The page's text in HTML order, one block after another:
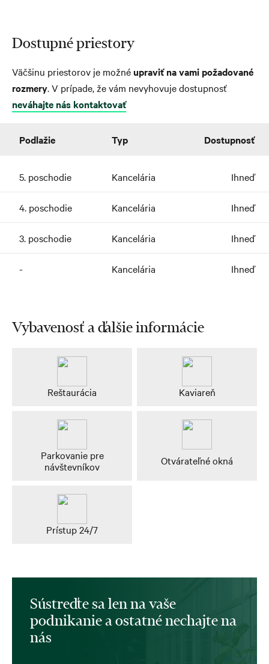
Dostupné priestory
Väčšinu priestorov je možnéupraviť na vami požadované
rozmery. V prípade, že vám nevyhovuje dostupnosť
neváhajte nás kontaktovať
Podlažie Typ Dostupnosť
5. poschodie Kancelária Ihneď
4. poschodie Kancelária Ihneď
3. poschodie Kancelária Ihneď
- Kancelária Ihneď
Vybavenosť a ďalšie informácie
Reštaurácia Kaviareň
Parkovanie pre
návštevníkov
Otvárateľné okná
Prístup 24/7
Sústreďte sa len na vaše
podnikanie a ostatné nechajte na
nás